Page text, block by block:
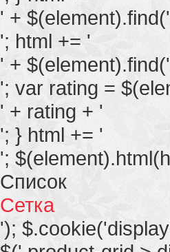
' +
'; html += '
' +
'; var rating =
' + rating + '
'; } html += '
';
Список
Сетка
');